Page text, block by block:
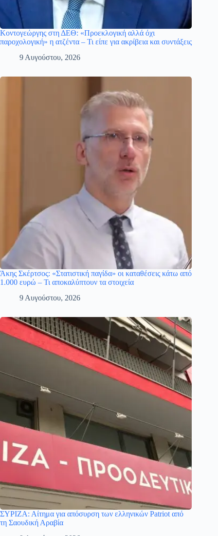
Κοντογεώργης στη ΔΕΘ: «Προεκλογική αλλά όχι
παροχολογική» η ατζέντα – Τι είπε για ακρίβεια και συντάξεις
9 Αυγούστου, 2026
Άκης Σκέρτσος: «Στατιστική παγίδα» οι καταθέσεις κάτω από
1.000 ευρώ – Τι αποκαλύπτουν τα στοιχεία
9 Αυγούστου, 2026
ΣΥΡΙΖΑ: Αίτημα για απόσυρση των ελληνικών Patriot από
τη Σαουδική Αραβία